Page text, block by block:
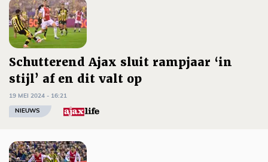
Schutterend Ajax sluit rampjaar ‘in
stijl’ af en dit valt op
19 MEI 2024 - 16:21
NIEUWS